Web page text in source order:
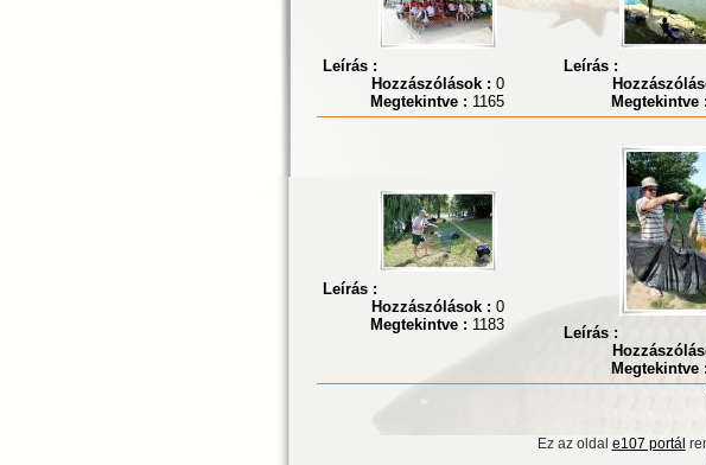
Leírás :
Hozzászólások : 0
Megtekintve : 1165
Leírás :
Megtekintve :
Leírás :
Hozzászólások : 0
Megtekintve : 1183
Leírás :
Megtekintve :
Ez az oldal e107 portál